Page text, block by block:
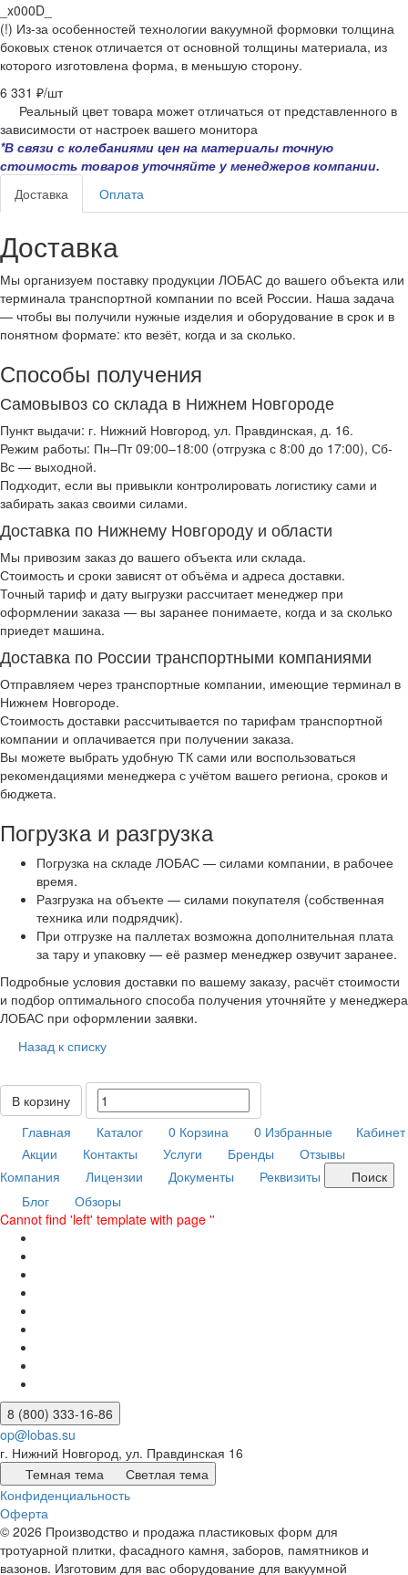
_x000D_
(!) Из-за особенностей технологии вакуумной формовки толщина
боковых стенок отличается от основной толщины материала, из
которого изготовлена форма, в меньшую сторону.
6 331 ₽/шт
Реальный цвет товара может отличаться от представленного в
зависимости от настроек вашего монитора
*В связи с колебаниями цен на материалы точную
стоимость товаров уточняйте у менеджеров компании.
Доставка
Оплата
Доставка
Мы организуем поставку продукции ЛОБАС до вашего объекта или
терминала транспортной компании по всей России. Наша задача
— чтобы вы получили нужные изделия и оборудование в срок и в
понятном формате: кто везёт, когда и за сколько.
Способы получения
Самовывоз со склада в Нижнем Новгороде
Пункт выдачи: г. Нижний Новгород, ул. Правдинская, д. 16.
Режим работы: Пн–Пт 09:00–18:00 (отгрузка с 8:00 до 17:00), Сб-
Вс — выходной.
Подходит, если вы привыкли контролировать логистику сами и
забирать заказ своими силами.
Доставка по Нижнему Новгороду и области
Мы привозим заказ до вашего объекта или склада.
Стоимость и сроки зависят от объёма и адреса доставки.
Точный тариф и дату выгрузки рассчитает менеджер при
оформлении заказа — вы заранее понимаете, когда и за сколько
приедет машина.
Доставка по России транспортными компаниями
Отправляем через транспортные компании, имеющие терминал в
Нижнем Новгороде.
Стоимость доставки рассчитывается по тарифам транспортной
компании и оплачивается при получении заказа.
Вы можете выбрать удобную ТК сами или воспользоваться
рекомендациями менеджера с учётом вашего региона, сроков и
бюджета.
Погрузка и разгрузка
Погрузка на складе ЛОБАС — силами компании, в рабочее
время.
Разгрузка на объекте — силами покупателя (собственная
техника или подрядчик).
При отгрузке на паллетах возможна дополнительная плата
за тару и упаковку — её размер менеджер озвучит заранее.
Подробные условия доставки по вашему заказу, расчёт стоимости
и подбор оптимального способа получения уточняйте у менеджера
ЛОБАС при оформлении заявки.
Назад к списку
В корзину
Главная
Каталог 0 Корзина 0 Избранные
Кабинет
Акции
Контакты Услуги Бренды
Отзывы
Компания
Лицензии Документы Реквизиты
Поиск
Блог
Обзоры
Cannot find 'left' template with page ''
8 (800) 333-16-86
op@lobas.su
г. Нижний Новгород, ул. Правдинская 16
Темная тема
Светлая тема
Конфиденциальность
Оферта
© 2026 Производство и продажа пластиковых форм для
тротуарной плитки, фасадного камня, заборов, памятников и
вазонов. Изготовим для вас оборудование для вакуумной